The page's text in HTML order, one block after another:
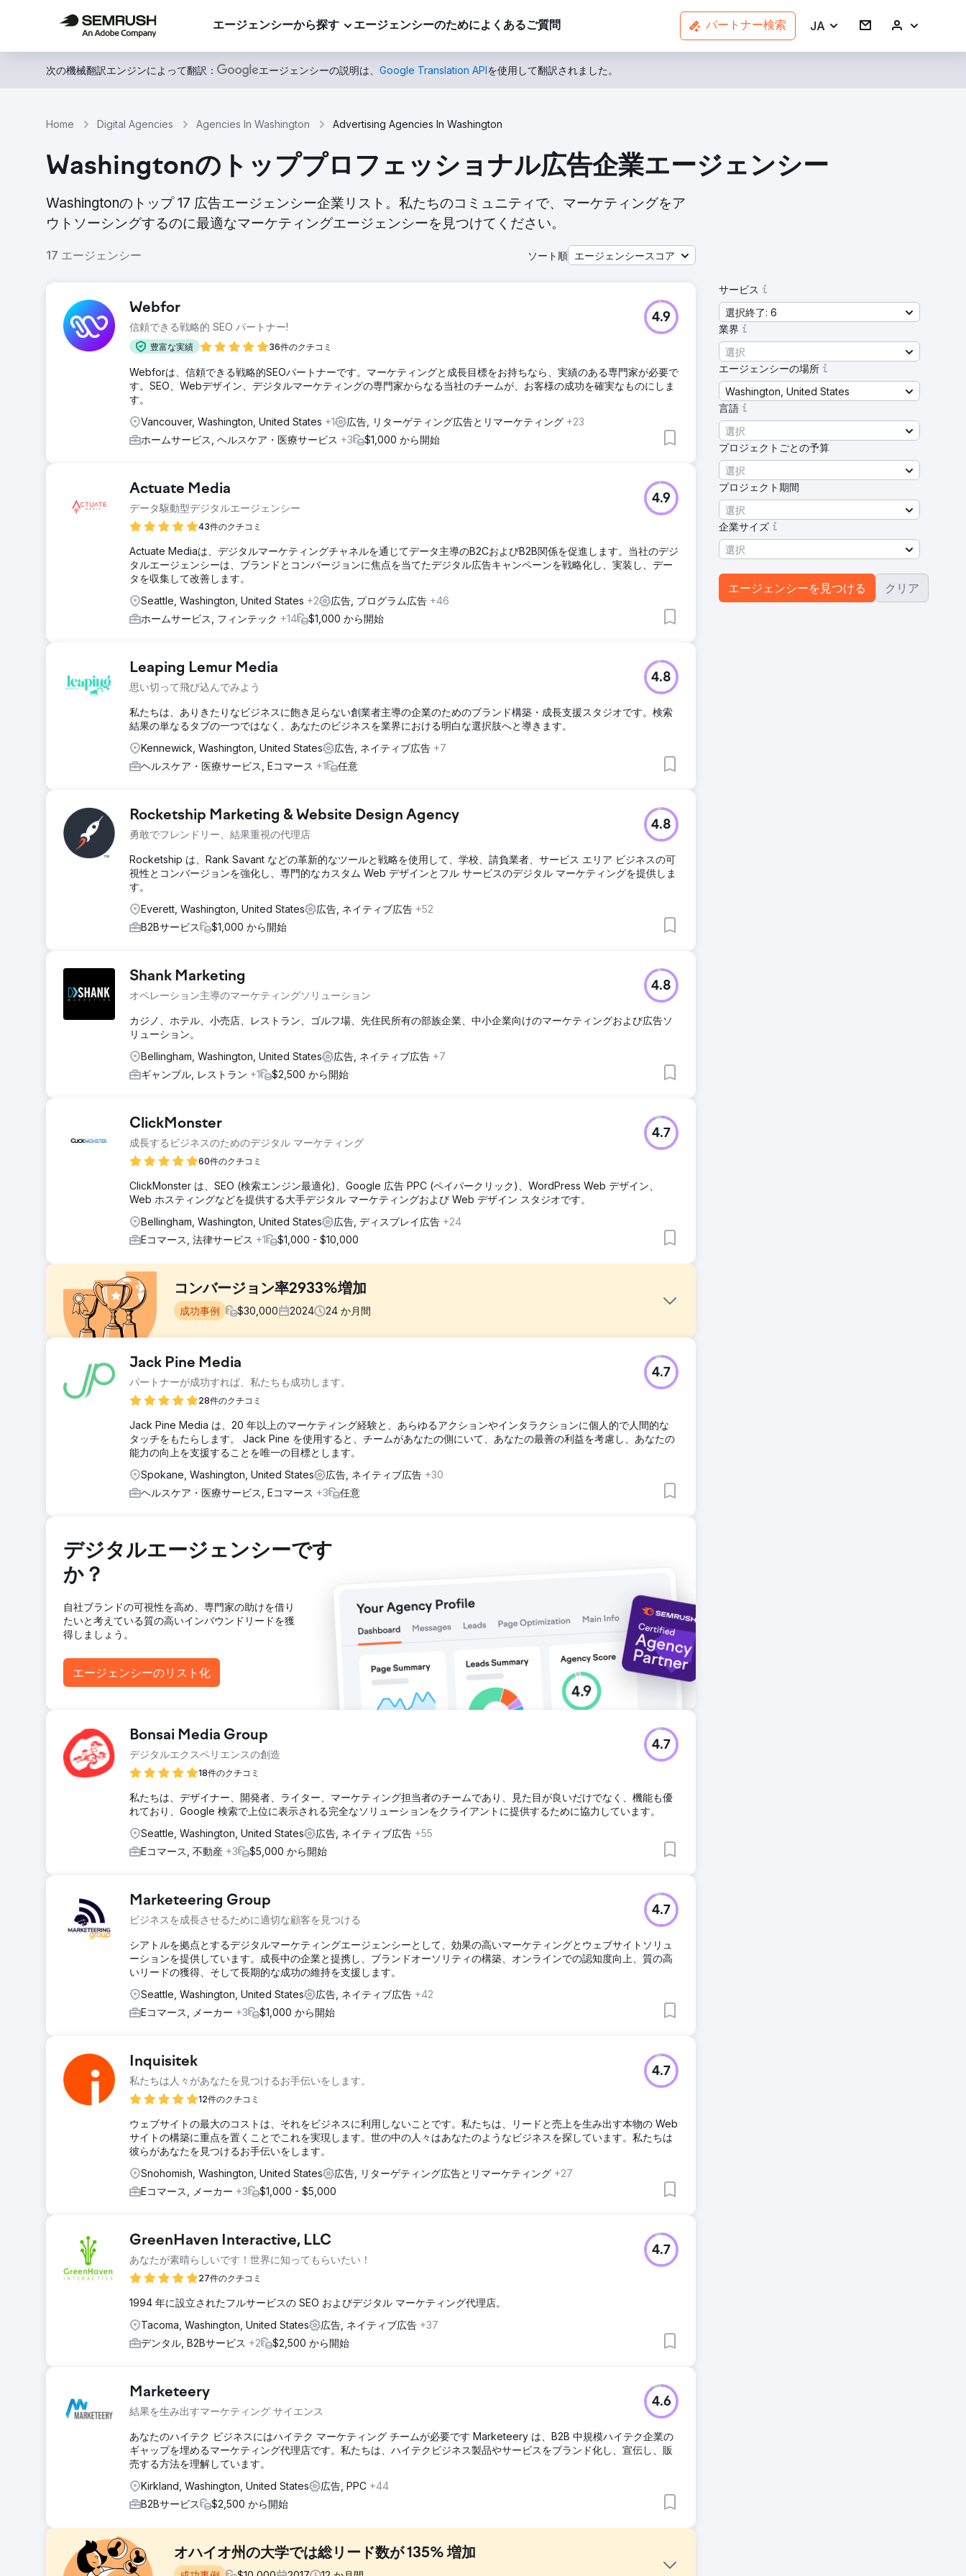
エージェンシーから探す エージェンシーのためによくあるご質問 パートナー検索 JA
次の機械翻訳エンジンによって翻訳： エージェンシーの説明は、 Google Translation APIを使用して翻訳されました。
Home Digital Agencies Agencies In Washington Advertising Agencies In Washington
Washingtonのトッププロフェッショナル広告企業エージェンシー
Washingtonのトップ 17 広告エージェンシー企業リスト。私たちのコミュニティで、マーケティングをア
ウトソーシングするのに最適なマーケティングエージェンシーを見つけてください。
17 エージェンシー ソート順 エージェンシースコア
Webfor
信頼できる戦略的 SEO パートナー!
豊富な実績 36件のクチコミ
4.9
Webforは、信頼できる戦略的SEOパートナーです。マーケティングと成長目標をお持ちなら、実績のある専門家が必要で
す。SEO、Webデザイン、デジタルマーケティングの専門家からなる当社のチームが、お客様の成功を確実なものにしま
す。
Vancouver, Washington, United States +1 広告, リターゲティング広告とリマーケティング +23
ホームサービス, ヘルスケア・医療サービス +3 $1,000 から開始
Actuate Media
データ駆動型デジタルエージェンシー
43件のクチコミ
4.9
Actuate Mediaは、デジタルマーケティングチャネルを通じてデータ主導のB2CおよびB2B関係を促進します。当社のデジ
タルエージェンシーは、ブランドとコンバージョンに焦点を当てたデジタル広告キャンペーンを戦略化し、実装し、デー
タを収集して改善します。
Seattle, Washington, United States +2 広告, プログラム広告 +46
ホームサービス, フィンテック +14 $1,000 から開始
Leaping Lemur Media
思い切って飛び込んでみよう
4.8
私たちは、ありきたりなビジネスに飽き足らない創業者主導の企業のためのブランド構築・成長支援スタジオです。検索
結果の単なるタブの一つではなく、あなたのビジネスを業界における明白な選択肢へと導きます。
Kennewick, Washington, United States
広告, ネイティブ広告 +7
ヘルスケア・医療サービス, Eコマース +1 任意
Rocketship Marketing & Website Design Agency
勇敢でフレンドリー、結果重視の代理店
4.8
Rocketship は、Rank Savant などの革新的なツールと戦略を使用して、学校、請負業者、サービス エリア ビジネスの可
視性とコンバージョンを強化し、専門的なカスタム Web デザインとフル サービスのデジタル マーケティングを提供しま
す。
Everett, Washington, United States
広告, ネイティブ広告 +52
B2Bサービス
$1,000 から開始
Shank Marketing
オペレーション主導のマーケティングソリューション
4.8
カジノ、ホテル、小売店、レストラン、ゴルフ場、先住民所有の部族企業、中小企業向けのマーケティングおよび広告ソ
リューション。
Bellingham, Washington, United States
広告, ネイティブ広告 +7
ギャンブル, レストラン +1 $2,500 から開始
ClickMonster
成長するビジネスのためのデジタル マーケティング
60件のクチコミ
4.7
ClickMonster は、SEO (検索エンジン最適化)、Google 広告 PPC (ペイパークリック)、WordPress Web デザイン、
Web ホスティングなどを提供する大手デジタル マーケティングおよび Web デザイン スタジオです。
Bellingham, Washington, United States
広告, ディスプレイ広告 +24
Eコマース, 法律サービス +1 $1,000 - $10,000
コンバージョン率2933%増加
成功事例 $30,000 2024 24 か月間
当社はデジタルマーケティングに初めて参入したため、効果的に事業を拡大するための基盤が不足していました。広告用に最適化された
ランディングページはなく、ウェブサイトの速度が遅いためコストが増加し、広告効果も低下していました。さらに、ニッチなB2Bオー
ディエンスにリーチするには、B2Cの競合他社が優勢を占める市場において、差別化を図るためのカスタマイズされた戦略が必要でし
ソリューション
ターゲット広告グループに合わせたカスタムランディングページを構築し、ウェブサイトの速度を改善することで、広告の健全性を高
使し、最適な広告メッセージ、ビジュアル、ターゲティング戦略を策定することで、高い購買意欲を持つトラフィックを獲得し、効率的
にコンバージョンを実現しました。
は1,200%以上増加し、クリック単価は75%低下しました。これらの結果は、適切に構成されたキャンペーン、最適化されたクリエイテ
ィブ、そして認知度を測定可能なビジネス価値へと変換した正確なオーディエンスターゲティングの効果を反映しています。
Jack Pine Media
パートナーが成功すれば、私たちも成功します。
28件のクチコミ
4.7
Jack Pine Media は、20 年以上のマーケティング経験と、あらゆるアクションやインタラクションに個人的で人間的な
タッチをもたらします。 Jack Pine を使用すると、チームがあなたの側にいて、あなたの最善の利益を考慮し、あなたの
能力の向上を支援することを唯一の目標とします。
Spokane, Washington, United States
広告, ネイティブ広告 +30
ヘルスケア・医療サービス, Eコマース +3 任意
デジタルエージェンシーです
か？
自社ブランドの可視性を高め、専門家の助けを借り
たいと考えている質の高いインバウンドリードを獲
得しましょう。
エージェンシーのリスト化
Bonsai Media Group
デジタルエクスペリエンスの創造
18件のクチコミ
4.7
私たちは、デザイナー、開発者、ライター、マーケティング担当者のチームであり、見た目が良いだけでなく、機能も優
れており、Google 検索で上位に表示される完全なソリューションをクライアントに提供するために協力しています。
Seattle, Washington, United States
広告, ネイティブ広告 +55
Eコマース, 不動産 +3 $5,000 から開始
Marketeering Group
ビジネスを成長させるために適切な顧客を見つける
4.7
シアトルを拠点とするデジタルマーケティングエージェンシーとして、効果の高いマーケティングとウェブサイトソリュ
ーションを提供しています。成長中の企業と提携し、ブランドオーソリティの構築、オンラインでの認知度向上、質の高
いリードの獲得、そして長期的な成功の維持を支援します。
Seattle, Washington, United States
広告, ネイティブ広告 +42
Eコマース, メーカー +3 $1,000 から開始
Inquisitek
私たちは人々があなたを見つけるお手伝いをします。
12件のクチコミ
4.7
ウェブサイトの最大のコストは、それをビジネスに利用しないことです。私たちは、リードと売上を生み出す本物の Web
サイトの構築に重点を置くことでこれを実現します。世の中の人々はあなたのようなビジネスを探しています。私たちは
彼らがあなたを見つけるお手伝いをします。
Snohomish, Washington, United States
広告, リターゲティング広告とリマーケティング +27
Eコマース, メーカー +3 $1,000 - $5,000
GreenHaven Interactive, LLC
あなたが素晴らしいです！世界に知ってもらいたい！
27件のクチコミ
4.7
1994 年に設立されたフルサービスの SEO およびデジタル マーケティング代理店。
Tacoma, Washington, United States
広告, ネイティブ広告 +37
デンタル, B2Bサービス +2 $2,500 から開始
Marketeery
結果を生み出すマーケティング サイエンス
4.6
あなたのハイテク ビジネスにはハイテク マーケティング チームが必要です Marketeery は、B2B 中規模ハイテク企業の
ギャップを埋めるマーケティング代理店です。私たちは、ハイテクビジネス製品やサービスをブランド化し、宣伝し、販
売する方法を理解しています。
Kirkland, Washington, United States
広告, PPC +44
B2Bサービス
$2,500 から開始
オハイオ州の大学では総リード数が 135% 増加
サービス
選択終了: 6
業界
選択
エージェンシーの場所
Washington, United States
言語
選択
プロジェクトごとの予算
選択
プロジェクト期間
選択
企業サイズ
選択
エージェンシーを見つける クリア